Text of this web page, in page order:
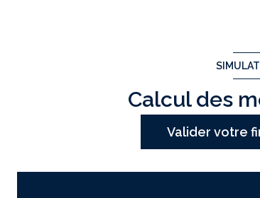
Calcul des
Valider votre